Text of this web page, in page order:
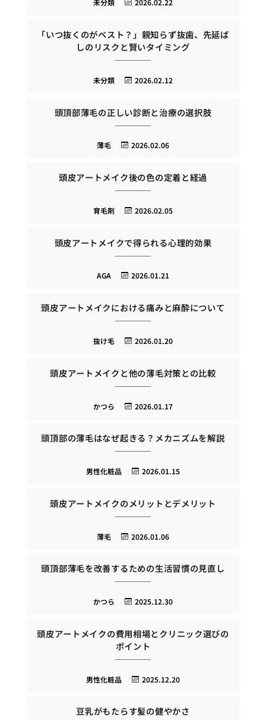
2026.02.22
未分類
「いつ抜くのがベスト？」親知らず抜歯、先延ば
しのリスクと賢いタイミング
2026.02.12
未分類
頭頂部薄毛の正しい診断と治療の選択肢
2026.02.06
薄毛
頭皮アートメイク後の色の定着と経過
2026.02.05
育毛剤
頭皮アートメイクで得られる心理的効果
2026.01.21
AGA
頭皮アートメイクにおける痛みと麻酔について
2026.01.20
抜け毛
頭皮アートメイクと他の薄毛対策との比較
2026.01.17
かつら
頭頂部の薄毛はなぜ起きる？メカニズムを解説
2026.01.15
男性化粧品
頭皮アートメイクのメリットとデメリット
2026.01.06
薄毛
頭頂部薄毛を改善するための生活習慣の見直し
2025.12.30
かつら
頭皮アートメイクの費用相場とクリニック選びの
ポイント
2025.12.20
男性化粧品
豆乳がもたらす髪の健やかさ